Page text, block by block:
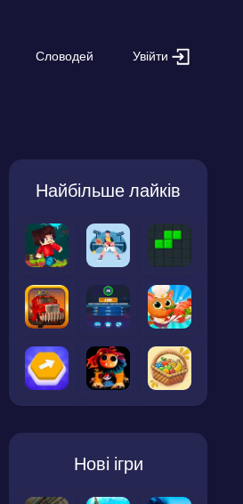
Словодей Увійти
Найбільше лайків
Нові ігри